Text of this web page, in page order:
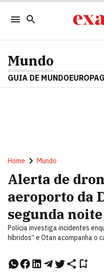
Mundo
GUIA DE MUNDOEUROPA
Home Mundo
Alerta de
aeroporto da
segunda
Polícia investiga incidentes
híbridos” e Otan acompanha o